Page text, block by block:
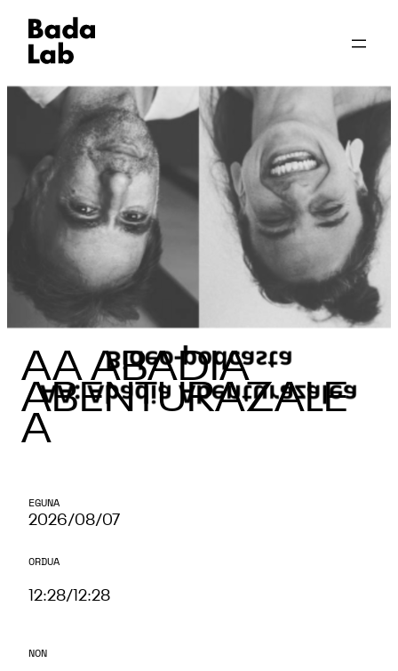
AA ABADIA
ABENTURAZALE
A
EGUNA
2026/08/07
ORDUA
12:28/ 12:28
NON